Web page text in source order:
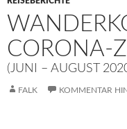
CORONA-
(JUNI – AUGUST
FALK KOMMENTAR